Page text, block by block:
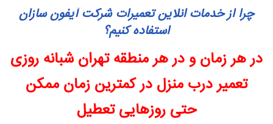
چرا از خدمات انلاین تعمیرات شرکت آیفون سازان
استفاده کنیم؟
در هر زمان و در هر منطقه تهران شبانه روزی
تعمیر درب منزل در کمترین زمان ممکن
حتی روزهایی تعطیل